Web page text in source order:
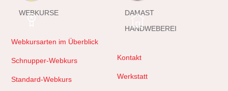
WEBKURSE
Webkursarten im Überblick
Schnupper-Webkurs
Standard-Webkurs
DAMAST
HANDWEBEREI
Kontakt
Werkstatt